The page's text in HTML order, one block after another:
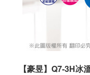
【豪昱】Q7-3H